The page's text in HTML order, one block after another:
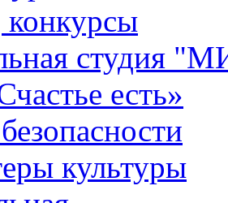
студия
есть»
культуры